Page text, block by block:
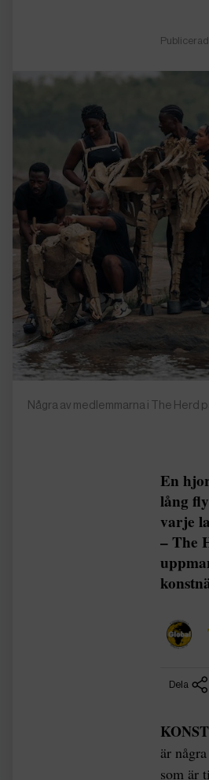
Några av medlemmarna i The
En
lång
varje
– The
Dela
KONST
är
som är